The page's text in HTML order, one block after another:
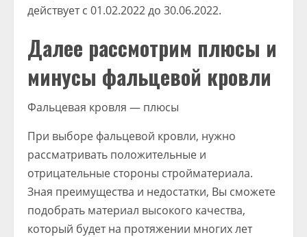
действует с 01.02.2022 до 30.06.2022.
Далее рассмотрим плюсы и
минусы фальцевой кровли
Фальцевая кровля — плюсы
При выборе фальцевой кровли, нужно
рассматривать положительные и
отрицательные стороны стройматериала.
Зная преимущества и недостатки, Вы сможете
подобрать материал высокого качества,
который будет на протяжении многих лет